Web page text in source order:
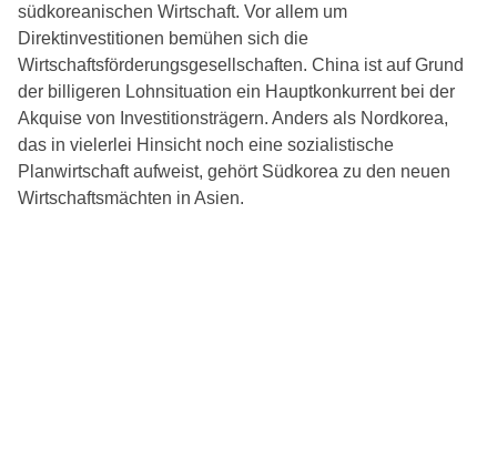
südkoreanischen Wirtschaft. Vor allem um
Direktinvestitionen bemühen sich die
Wirtschaftsförderungsgesellschaften. China ist auf Grund
der billigeren Lohnsituation ein Hauptkonkurrent bei der
Akquise von Investitionsträgern. Anders als Nordkorea,
das in vielerlei Hinsicht noch eine sozialistische
Planwirtschaft aufweist, gehört Südkorea zu den neuen
Wirtschaftsmächten in Asien.